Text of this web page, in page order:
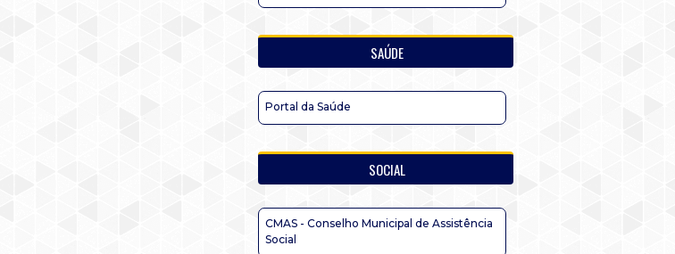
SAÚDE
Portal da Saúde
SOCIAL
CMAS - Conselho Municipal de Assistência
Social